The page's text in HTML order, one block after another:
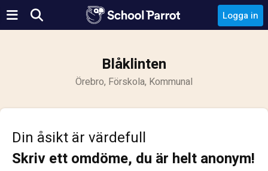
Logga in
Blåklinten
Örebro, Förskola, Kommunal
Din åsikt är värdefull
Skriv ett omdöme, du är helt anonym!